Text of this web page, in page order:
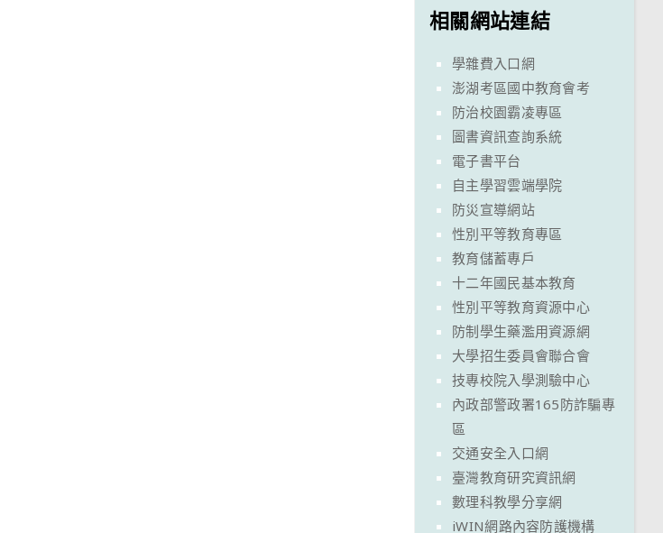
相關網站連結
學雜費入口網
澎湖考區國中教育會考
防治校園霸凌專區
圖書資訊查詢系統
電子書平台
自主學習雲端學院
防災宣導網站
性別平等教育專區
教育儲蓄專戶
十二年國民基本教育
性別平等教育資源中心
防制學生藥濫用資源網
大學招生委員會聯合會
技專校院入學測驗中心
內政部警政署165防詐騙專
區
交通安全入口網
臺灣教育研究資訊網
數理科教學分享網
iWIN網路內容防護機構